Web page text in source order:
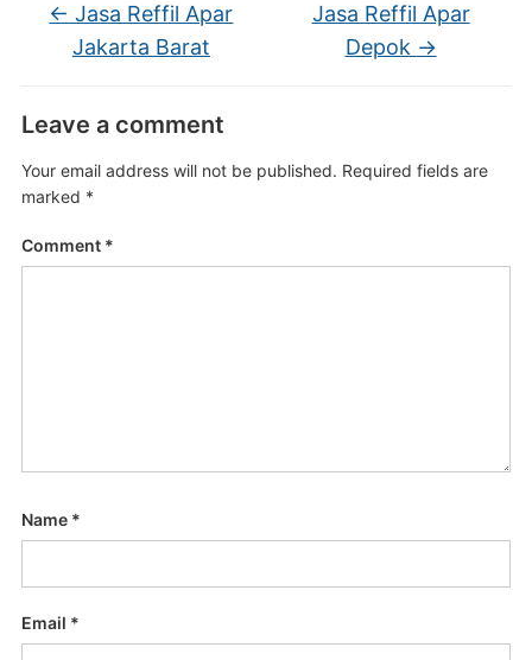
← Jasa Reffil Apar
Jakarta Barat
Jasa Reffil Apar
Depok →
Leave a comment
Your email address will not be published. Required fields are
marked *
Comment *
Name *
Email *